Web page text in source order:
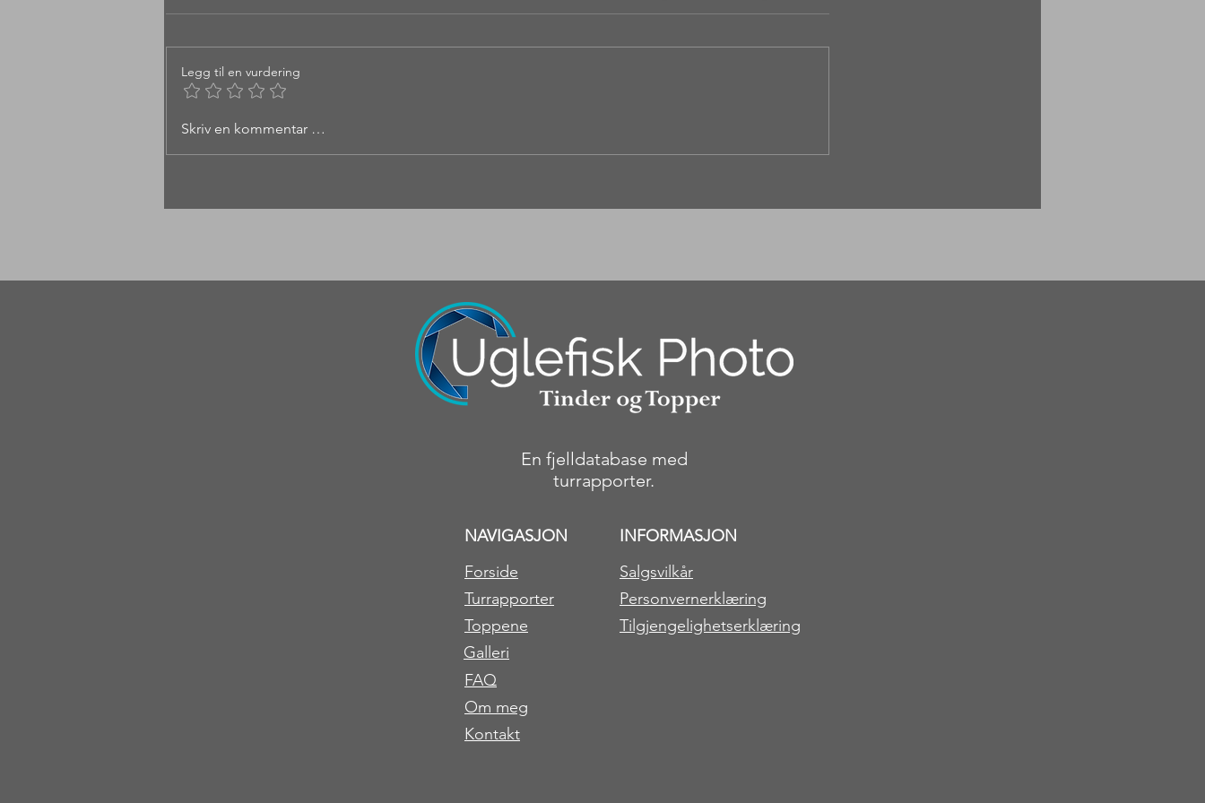
Båtfjellet 1117 moh i
Legg til en vurdering
Skriv en kommentar …
En fjelldatabase med
turrapporter.
NAVIGASJON
Forside
Turrapporter
Toppene
INFORMASJON
Salgsvilkår
Personvernerklæring
Tilgjengelighetserklæring
FAQ
Om meg
Kontakt
Galleri